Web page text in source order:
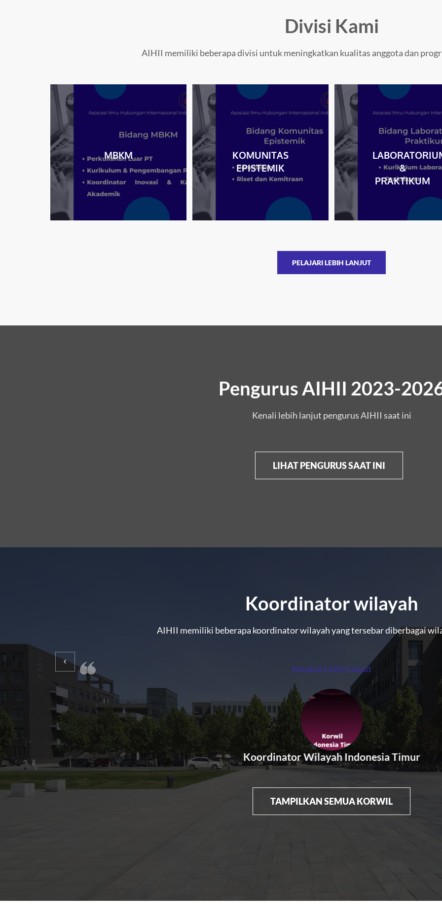
Divisi Kami
AIHII memiliki beberapa divisi untuk meningkatkan kualitas anggota dan
MBKM
KOMUNITAS
EPISTEMIK
&
PRAKTIKUM
PELAJARI LEBIH LANJUT
Pengurus AIHII 2023-
Kenali lebih lanjut pengurus AIHII saat ini
LIHAT PENGURUS SAAT INI
Koordinator wilayah
AIHII memiliki beberapa koordinator wilayah yang tersebar diberbagai
Ketahui Lebih Lanjut
Koordinator Wilayah Indonesia Timur
TAMPILKAN SEMUA KORWIL